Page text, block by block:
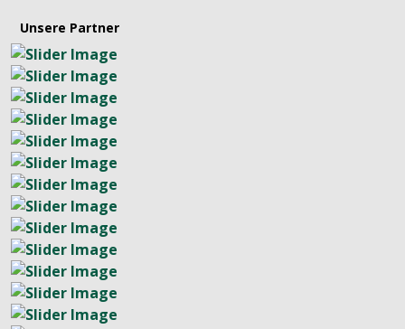
Unsere Partner